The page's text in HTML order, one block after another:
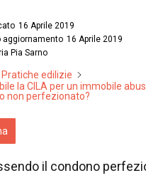
16 Aprile 2019
aggiornamento 16 Aprile 2019
Pia Sarno
Pratiche edilizie
la CILA per un immobile
non perfezionato?
il condono